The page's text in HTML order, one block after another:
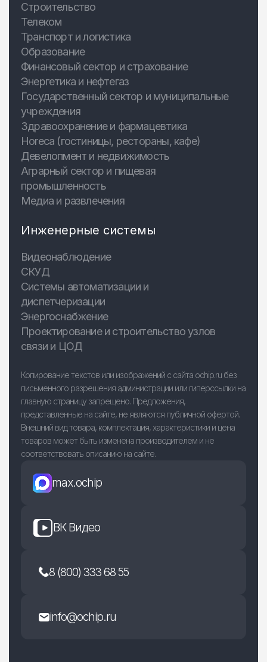
Строительство
Телеком
Транспорт и логистика
Образование
Финансовый сектор и страхование
Энергетика и нефтегаз
Государственный сектор и муниципальные
учреждения
Здравоохранение и фармацевтика
Horeca (гостиницы, рестораны, кафе)
Девелопмент и недвижимость
Аграрный сектор и пищевая
промышленность
Медиа и развлечения
Инженерные системы
Видеонаблюдение
СКУД
Системы автоматизации и
диспетчеризации
Энергоснабжение
Проектирование и строительство узлов
связи и ЦОД
Копирование текстов или изображений с сайта ochip.ru без
письменного разрешения администрации или гиперссылки на
главную страницу запрещено. Предложения,
представленные на сайте, не являются публичной офертой.
Внешний вид товара, комплектация, характеристики и цена
товаров может быть изменена производителем и не
соответствовать описанию на сайте.
max.ochip
ВК Видео
8 (800) 333 68 55
info@ochip.ru